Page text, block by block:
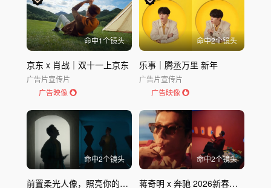
命中1个镜头
京东 x 肖战｜双十一上京东
广告片宣传片
广告映像
命中2个镜头
乐事｜腾丞万里 新年
广告片宣传片
广告映像
命中2个镜头
前置柔光人像，照亮你的美｜vivo V23e人像自拍
命中2个镜头
蒋奇明 x 奔驰 2026新春短片：大过年的就依你的